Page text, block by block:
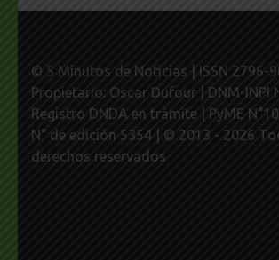
© 5 Minutos de Noticias | ISSN 2796-
Propietario: Oscar Dufour | DNM-INPI
Registro DNDA en trámite | PyME
N° de edición 5354 | © 2013 - 2026
derechos reservados